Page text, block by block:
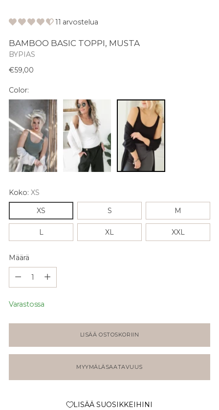
11 arvostelua
BAMBOO BASIC TOPPI, MUSTA
BYPIAS
Normaali
€59,00
Color:
Koko: XS
XS S M
L XL XXL
Määrä
Varastossa
LISÄÄ OSTOSKORIIN
MYYMÄLÄSAATAVUUS
LISÄÄ SUOSIKKEIHINI